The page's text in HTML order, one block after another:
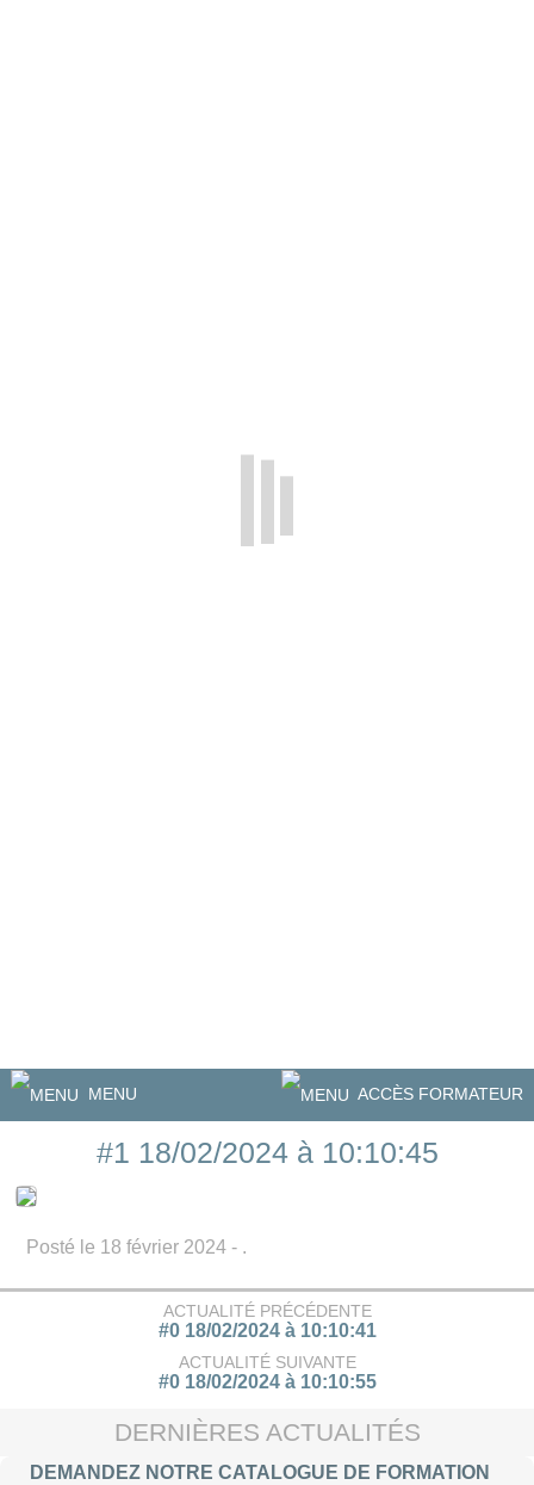
MENU ACCÈS FORMATEUR
#1 18/02/2024 à 10:10:45
Posté le 18 février 2024 - .
ACTUALITÉ PRÉCÉDENTE
#0 18/02/2024 à 10:10:41
ACTUALITÉ SUIVANTE
#0 18/02/2024 à 10:10:55
DERNIÈRES ACTUALITÉS
DEMANDEZ NOTRE CATALOGUE DE FORMATION